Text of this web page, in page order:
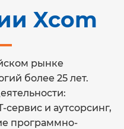
Xcom
рынке
более 25 лет.
и аутсорсинг,
программно-